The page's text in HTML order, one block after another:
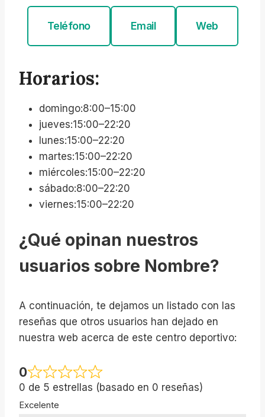
Teléfono Email Web
Horarios:
domingo:8:00–15:00
jueves:15:00–22:20
lunes:15:00–22:20
martes:15:00–22:20
miércoles:15:00–22:20
sábado:8:00–22:20
viernes:15:00–22:20
¿Qué opinan nuestros
usuarios sobre Nombre?
A continuación, te dejamos un listado con las
reseñas que otros usuarios han dejado en
nuestra web acerca de este centro deportivo:
0
0 de 5 estrellas (basado en 0 reseñas)
Excelente